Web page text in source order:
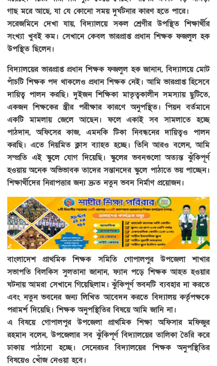
গাছ মরে আছে, যা যে কোনো সময় দুর্ঘটনার কারণ হতে পারে।
সরেজমিনে দেখা যায়, বিদ্যালয়ে সকল শ্রেণীর উপস্থিত শিক্ষার্থীর
সংখ্যা খুবই কম। সেখানে কেবল ভারপ্রাপ্ত প্রধান শিক্ষক ফজলুল হক
উপস্থিত ছিলেন।
বিদ্যালয়ের ভারপ্রাপ্ত প্রধান শিক্ষক ফজলুল হক জানান, বিদ্যালয়ে মোট
পাঁচটি শিক্ষক পদ থাকলেও প্রধান শিক্ষক নেই। আমি ভারপ্রাপ্ত হিসেবে
দায়িত্ব পালন করছি। দুইজন শিক্ষিকা মাতৃত্বকালীন সমস্যায় ছুটিতে,
একজন শিক্ষকের স্ত্রীর পরীক্ষার কারণে অনুপস্থিত। পিয়ন বর্তমানে
একটি মামলায় জেলে আছেন। ফলে একাই সব সামলাতে হচ্ছে
পাঠদান, অফিসের কাজ, এমনকি টিকা নিবন্ধনের দায়িত্বও পালন
করছি। এতে নিয়মিত ক্লাস ব্যাহত হচ্ছে। তিনি আরও বলেন, আমি
সম্প্রতি এই স্কুলে যোগ দিয়েছি। স্কুলের ভবনগুলো অত্যন্ত ঝুঁকিপূর্ণ
হওয়ায় অনেক অভিভাবক তাদের সন্তানদের স্কুলে পাঠাতে ভয় পাচ্ছেন।
শিক্ষার্থীদের নিরাপত্তার জন্য দ্রুত নতুন ভবন নির্মাণ প্রয়োজন।
বাংলাদেশ প্রাথমিক শিক্ষক সমিতি গোপালপুর উপজেলা শাখার
সভাপতি বিলকিস সুলতানা জানান, ফ্যান পড়ে শিক্ষক আহত হওয়ার
ঘটনায় আমরা সেখানে গিয়েছিলাম। ঝুঁকিপূর্ণ ভবনটি ব্যবহার না করতে
এবং নতুন ভবনের জন্য লিখিত আবেদন করতে বিদ্যালয় কর্তৃপক্ষকে
পরামর্শ দিয়েছি। শিক্ষক অনুপস্থিতির বিষয়ে আমি জানি না।
এ বিষয়ে গোপালপুর উপজেলা প্রাথমিক শিক্ষা অফিসার মফিজুর
রহমান বলেন, উপজেলার সব ঝুঁকিপূর্ণ বিদ্যালয়ের তালিকা তৈরি করে
ঢাকায় পাঠানো হচ্ছে। সেনেরচর বিদ্যালয়ের শিক্ষক অনুপস্থিতির
বিষয়েও খোঁজ নেওয়া হবে।